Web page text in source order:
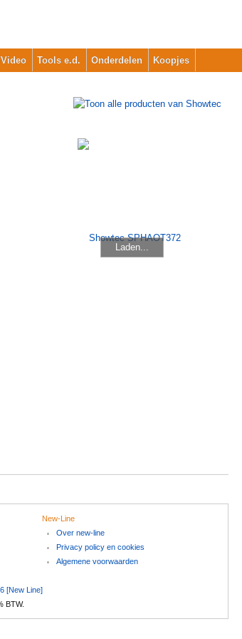
Tools e.d. Onderdelen Koopjes
Laden...
New-Line
Over new-line
Privacy policy en cookies
Algemene voorwaarden
[New Line]
BTW.